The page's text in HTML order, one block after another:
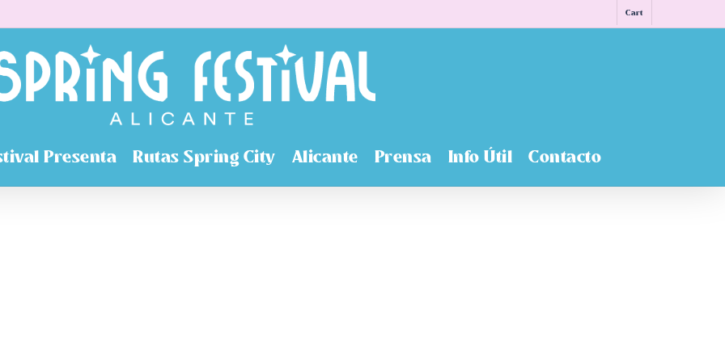
Cart
Presenta Rutas Spring City Alicante Prensa Info Útil Contacto